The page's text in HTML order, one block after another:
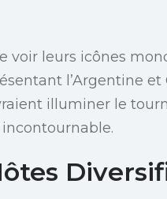
voir leurs icônes
l’Argentine
illuminer le